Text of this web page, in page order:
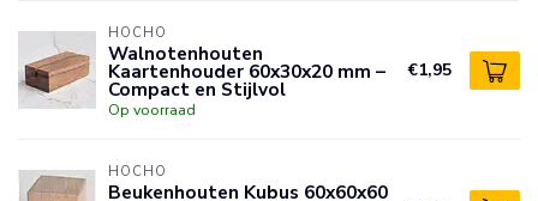
HOCHO
Walnotenhouten
Kaartenhouder 60x30x20 mm –
Compact en Stijlvol
Op voorraad
€1,95
HOCHO
Beukenhouten Kubus 60x60x60